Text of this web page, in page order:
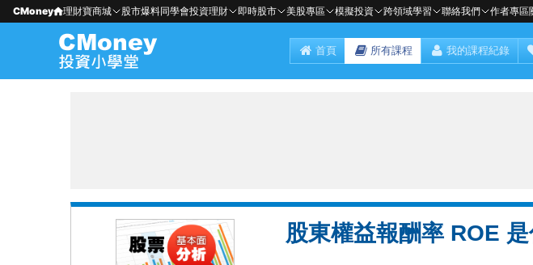
CMoney 理財寶商城 股市爆料同學會投資理財 即時股市 美股專區 模擬投資 跨領域學習 聯絡我們 作者專區
首頁 所有課程 我的課程紀錄
股東權益報酬率 ROE